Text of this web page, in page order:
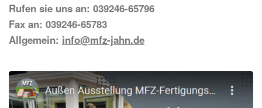
Rufen sie uns an: 039246-65796
Fax an: 039246-65783
Allgemein: info@mfz-jahn.de